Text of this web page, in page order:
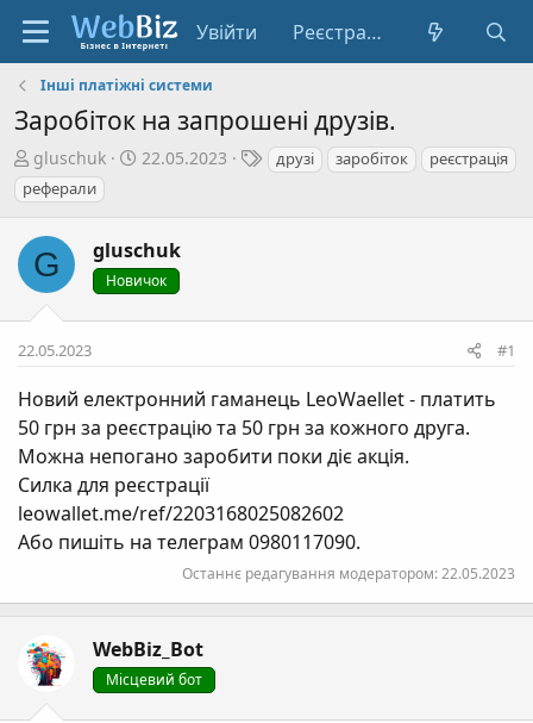
Увійти Реєстрація
Інші платіжні системи
Заробіток на запрошені друзів.
А
в
т
о
р
т
е
и
gluschuk
Д
с
т
н
н
я
22.05.2023
Тдрузі заробіток
реєстрація
реферали
G gluschuk
Новичок
22.05.2023 #1
Новий електронний гаманець LeoWaellet - платить
50 грн за реєстрацію та 50 грн за кожного друга.
Можна непогано заробити поки діє акція.
Силка для реєстрації
leowallet.me/ref/2203168025082602
Або пишіть на телеграм 0980117090.
Останнє редагування модератором:22.05.2023
WebBiz_Bot
Місцевий бот